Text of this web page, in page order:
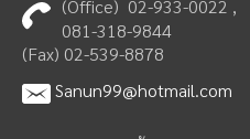
(Office) 02-933-0022 ,
081-318-9844
(Fax) 02-539-8878
Sanun99@hotmail.com